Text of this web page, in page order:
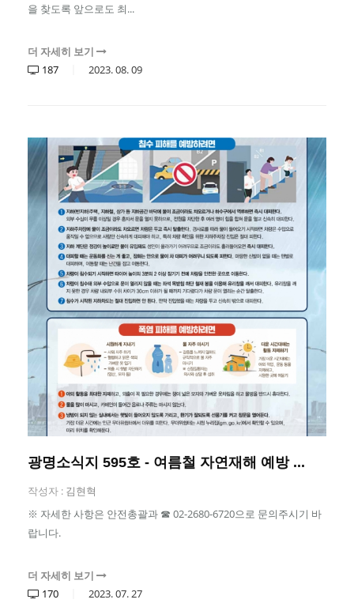
을 찾도록 앞으로도 최...
더 자세히 보기
187
2023.08.09
광명소식지 595호 - 여름철 자연재해 예방 ...
작성자 : 김현혁
※ 자세한 사항은 안전총괄과 ☎ 02-2680-6720으로 문의주시기 바
랍니다.
더 자세히 보기
170
2023.07.27